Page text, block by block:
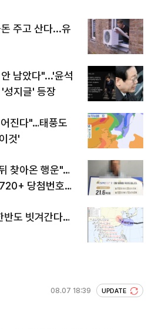
주고 산다...유
남았다"...'윤석
성지글' 등장
진다"…태풍도
것'
찾아온 행운"…
당첨번호조
반도 빗겨간다…
08.07 18:39 UPDATE